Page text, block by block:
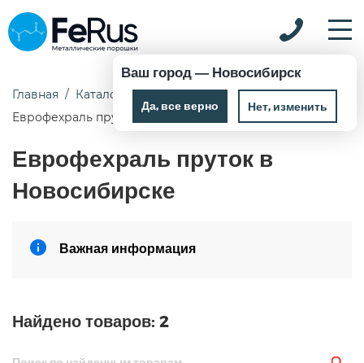
Ваш город — Новосибирск
Да, все верно Нет, изменить
Главная Каталог Припои
Фехраль
Еврофехраль пруток
Еврофехраль пруток в
Новосибирске
Важная информация
Найдено товаров: 2